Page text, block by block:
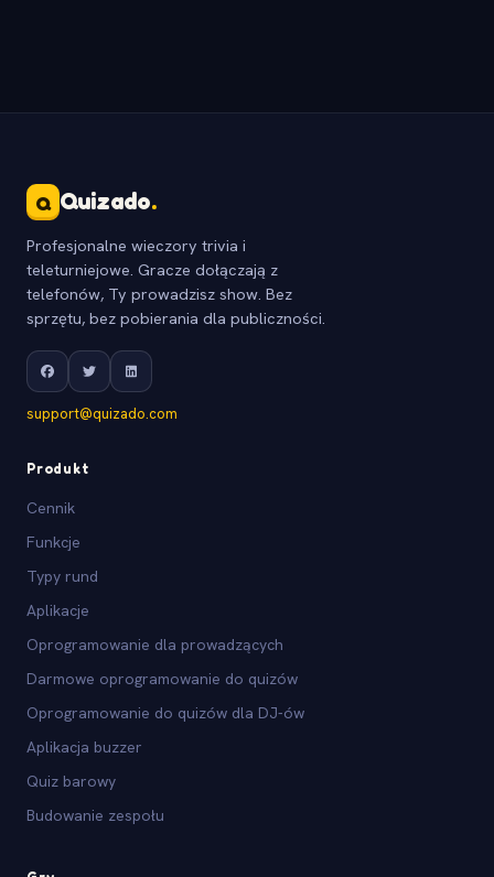
Q Quizado.
Profesjonalne wieczory trivia i
teleturniejowe. Gracze dołączają z
telefonów, Ty prowadzisz show. Bez
sprzętu, bez pobierania dla publiczności.
support@quizado.com
Produkt
Cennik
Funkcje
Typy rund
Aplikacje
Oprogramowanie dla prowadzących
Darmowe oprogramowanie do quizów
Oprogramowanie do quizów dla DJ-ów
Aplikacja buzzer
Quiz barowy
Budowanie zespołu